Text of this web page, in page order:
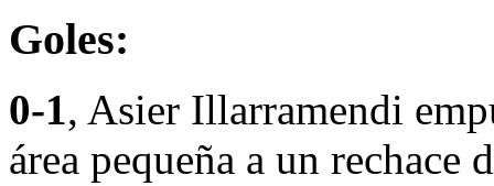
Goles:
0-1, Asier Illarramendi
área pequeña a un